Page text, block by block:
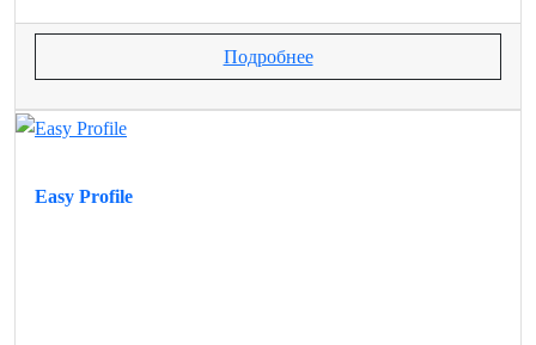
Подробнее
Easy Profile